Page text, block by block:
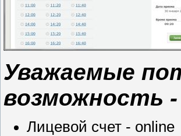
Уважаемые
возможность
Лицевой счет - online